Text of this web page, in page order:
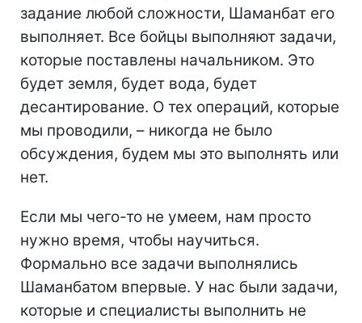
задание любой сложности, Шаманбат его
выполняет. Все бойцы выполняют задачи,
которые поставлены начальником. Это
будет земля, будет вода, будет
десантирование. О тех операций, которые
мы проводили, – никогда не было
обсуждения, будем мы это выполнять или
нет.
Если мы чего-то не умеем, нам просто
нужно время, чтобы научиться.
Формально все задачи выполнялись
Шаманбатом впервые. У нас были задачи,
которые и специалисты выполнить не